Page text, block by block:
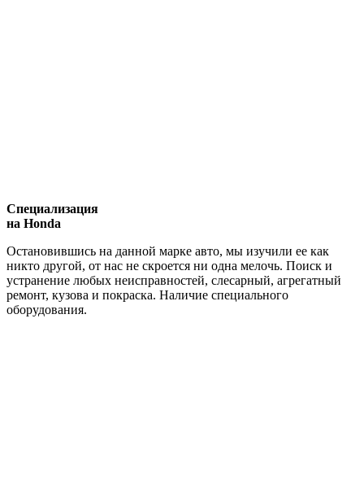
Специализация
на Honda
Остановившись на данной марке авто, мы изучили ее как
никто другой, от нас не скроется ни одна мелочь. Поиск и
устранение любых неисправностей, слесарный, агрегатный
ремонт, кузова и покраска. Наличие специального
оборудования.